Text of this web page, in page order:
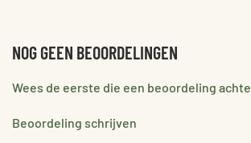
NOG GEEN BEOORDELINGEN
Wees de eerste die een beoordeling
Beoordeling schrijven